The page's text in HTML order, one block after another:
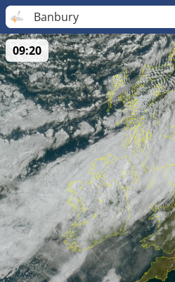
Banbury
09:20